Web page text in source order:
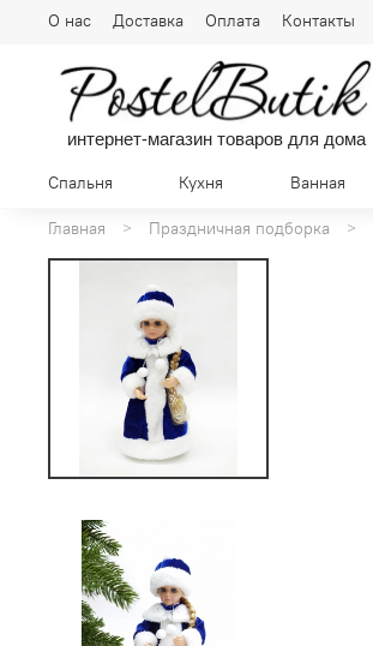
О нас Доставка Оплата Контакты
интернет-магазин товаров для дома
Спальня Кухня Ванная
Главная Праздничная подборка